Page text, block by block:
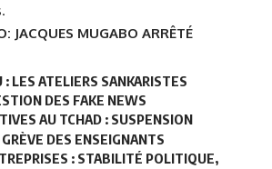
JACQUES MUGABO ARRÊTÉ
: LES ATELIERS SANKARISTES
DES FAKE NEWS
AU TCHAD : SUSPENSION
DES ENSEIGNANTS
: STABILITÉ POLITIQUE,